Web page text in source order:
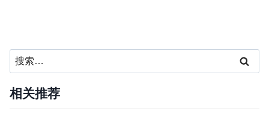
搜
索：
相关推荐